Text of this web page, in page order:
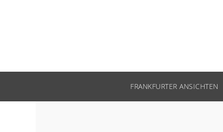
FRANKFURTER ANSICHTEN